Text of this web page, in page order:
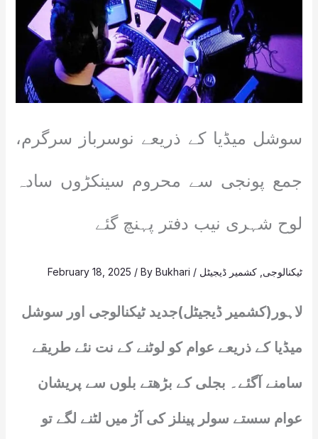
سوشل میڈیا کے ذریعے نوسرباز سرگرم،
جمع پونجی سے محروم سینکڑوں سادہ
لوح شہری نیب دفتر پہنچ گئے
ٹیکنالوجی کشمیر ڈیجیٹل /
February 18, 2025 / ByBukhari
لاہور(کشمیر ڈیجیٹل)جدید ٹیکنالوجی اور سوشل
میڈیا کے ذریعے عوام کو لوٹنے کے نت نئے طریقے
سامنے آگئے۔ بجلی کے بڑھتے بلوں سے پریشان
عوام سستے سولر پینلز کی آڑ میں لٹنے لگے تو